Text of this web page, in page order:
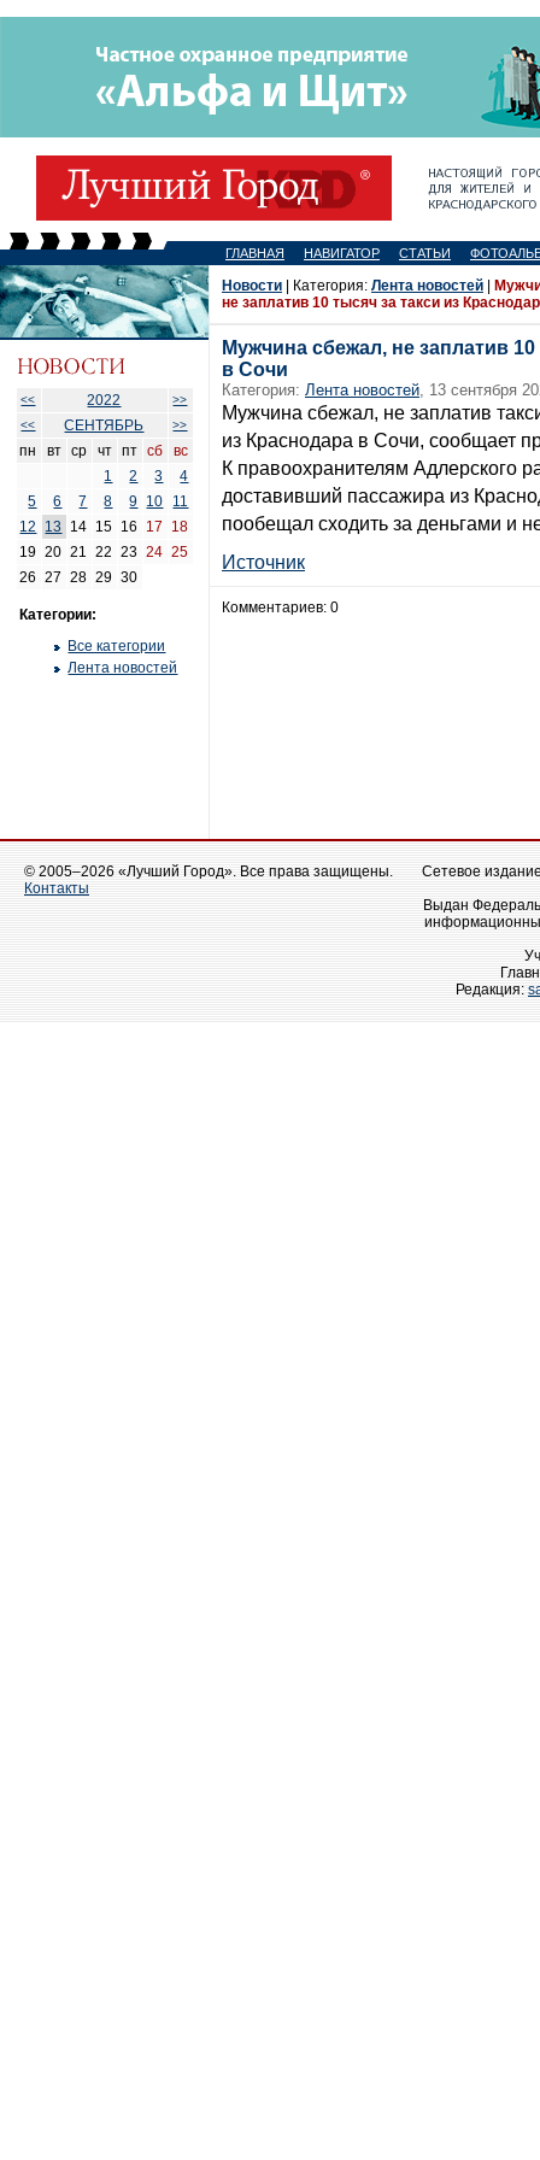
ГЛАВНАЯ НАВИГАТОР СТАТЬИ
<< 2022
>>
<<
СЕНТЯБРЬ >>
пн вт ср чт пт сб
вс
1
2 3
4
5
6 7 8 9 10
11
12
13 14 15 16 17
18
19 20 21 22 23 24 25
26
27 28 29 30
Категории:
Все категории
Лента новостей
Новости | Категория: Лента новостей
не заплатив 10 тысяч за такси из
Мужчина сбежал, не заплатив
в Сочи
Категория: Лента новостей, 13 сентября
Мужчина сбежал, не заплатив
из Краснодара в Сочи, сообщает
К правоохранителям Адлерского
доставивший пассажира из
пообещал сходить за деньгами и
Источник
Комментариев: 0
© 2005–2026 «Лучший Город». Все права защищены.
Контакты
Сетевое
Выдан
Редакция: